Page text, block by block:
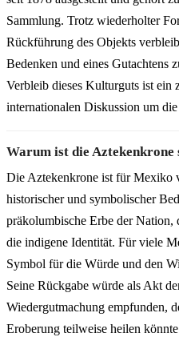
Sammlung. Trotz wiederholter
Rückführung des Objekts
Bedenken und eines Gutachtens
Verbleib dieses Kulturguts ist ein
internationalen Diskussion um die
Warum ist die
Die Aztekenkrone ist für Mexiko
historischer und symbolischer
präkolumbische Erbe der
die indigene Identität. Für viele
Symbol für die Würde und den
Seine Rückgabe würde als Akt
Wiedergutmachung empfunden,
Eroberung teilweise heilen